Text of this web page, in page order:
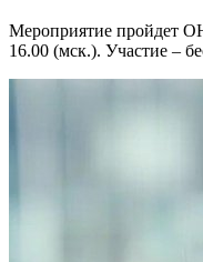
Мероприятие пройдет
16.00 (мск.). Участие –